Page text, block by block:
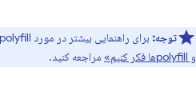
توجه: برای راهنمایی بیشتر در مورد polyfillها، به بخش
و polyfillها فکر کنیم»
مراجعه کنید.